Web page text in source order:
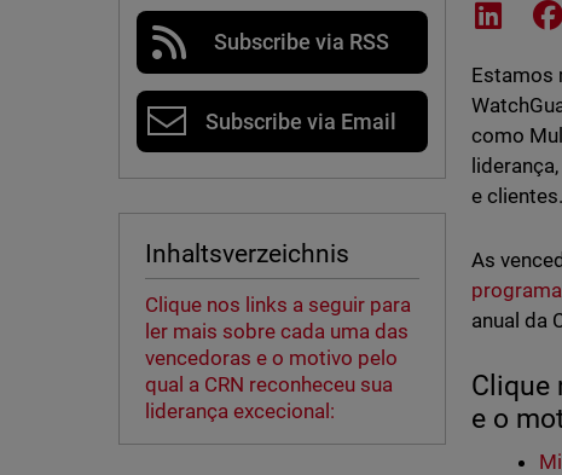
Subscribe via RSS
Subscribe via Email
Inhaltsverzeichnis
Clique nos links a seguir para
ler mais sobre cada uma das
vencedoras e o motivo pelo
qual a CRN reconheceu sua
liderança excecional:
Estamos
como
e clientes.
As
anual da
Clique
e o